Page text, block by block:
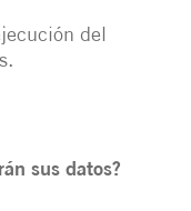
del
sus datos?